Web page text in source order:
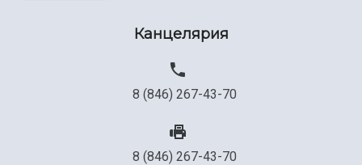
Канцелярия
8 (846) 267-43-70
8 (846) 267-43-70